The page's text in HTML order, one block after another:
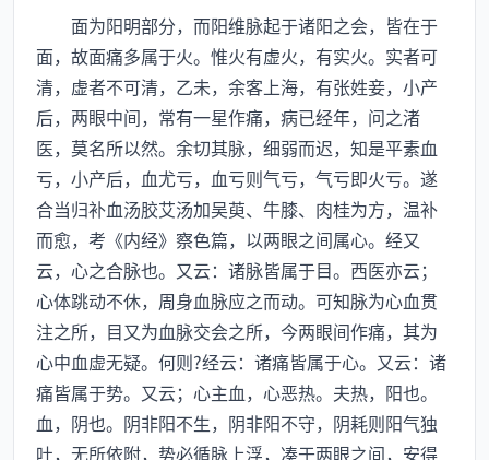
面为阳明部分，而阳维脉起于诸阳之会，皆在于
面，故面痛多属于火。惟火有虚火，有实火。实者可
清，虚者不可清，乙未，余客上海，有张姓妾，小产
后，两眼中间，常有一星作痛，病已经年，问之渚
医，莫名所以然。余切其脉，细弱而迟，知是平素血
亏，小产后，血尤亏，血亏则气亏，气亏即火亏。遂
合当归补血汤胶艾汤加吴萸、牛膝、肉桂为方，温补
而愈，考《内经》察色篇，以两眼之间属心。经又
云，心之合脉也。又云：诸脉皆属于目。西医亦云；
心体跳动不休，周身血脉应之而动。可知脉为心血贯
注之所，目又为血脉交会之所，今两眼间作痛，其为
心中血虚无疑。何则?经云：诸痛皆属于心。又云：诸
痛皆属于势。又云；心主血，心恶热。夫热，阳也。
血，阴也。阴非阳不生，阴非阳不守，阴耗则阳气独
吐，无所依附，势必循脉上浮，凑于两眼之间，安得